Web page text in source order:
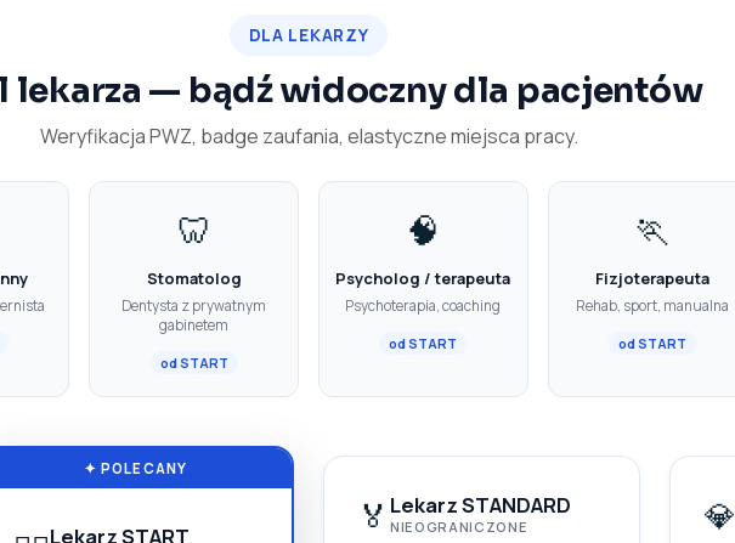
DLA LEKARZY
lekarza — bądź widoczny dla pacjentów
Weryfikacja PWZ, badge zaufania, elastyczne miejsca pracy.
🦷
Stomatolog
Dentysta z prywatnym
gabinetem
od START
🧠
Psycholog / terapeuta
Psychoterapia, coaching
od START
🏃
Fizjoterapeuta
Rehab, sport, manualna
od START
✦ POLECANY
Lekarz START 🏅 Lekarz STANDARD
NIEOGRANICZONE 💎